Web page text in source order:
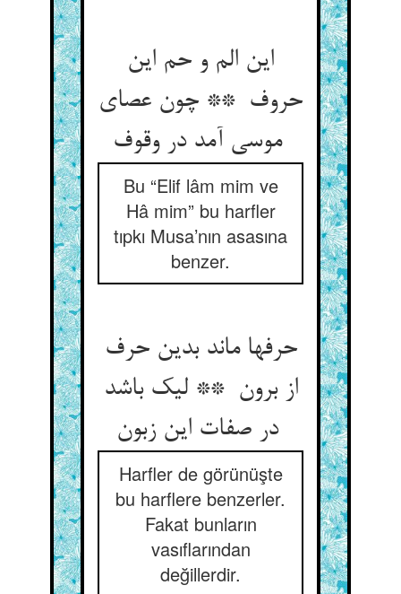
این الم و حم این
حروف ** چون عصای
موسی آمد در وقوف
Bu “Elif lâm mim ve
Hâ mim” bu harfler
tıpkı Musa’nın asasına
benzer.
حرفها ماند بدین حرف
از برون ** لیک باشد
در صفات این زبون
Harfler de görünüşte
bu harflere benzerler.
Fakat bunların
vasıflarından
değillerdir.